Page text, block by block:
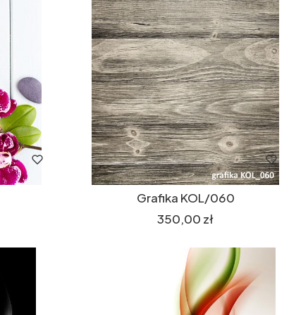
Grafika KOL/060
Cena
350,00 zł